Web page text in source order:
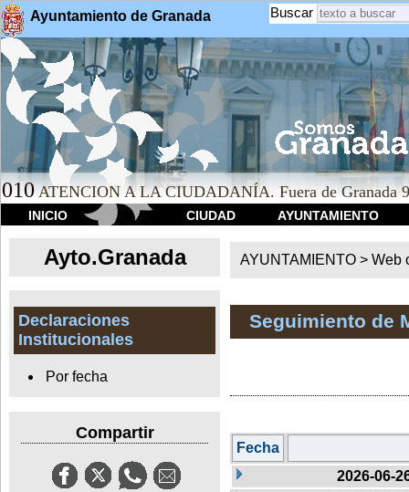
Ayuntamiento de Granada Buscar
010 ATENCION A LA CIUDADANÍA. Fuera de Granada
INICIO CIUDAD AYUNTAMIENTO
Ayto.Granada
Declaraciones
Institucionales
Por fecha
Compartir
AYUNTAMIENTO > Web
Seguimiento de
Fecha
2026-06-